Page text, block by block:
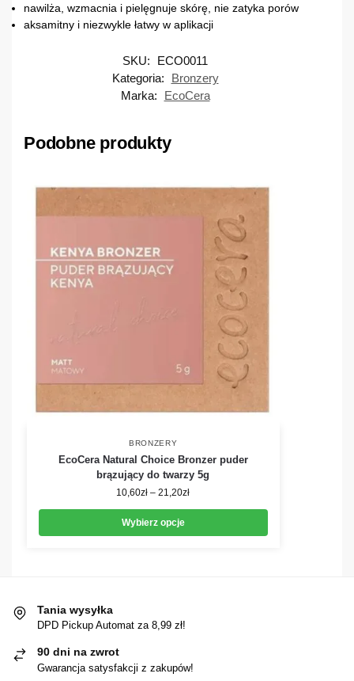
nawilża, wzmacnia i pielęgnuje skórę, nie zatyka porów
aksamitny i niezwykle łatwy w aplikacji
SKU:
ECO0011
Kategoria:
Bronzery
Marka:
EcoCera
Podobne produkty
BRONZERY
EcoCera Natural Choice Bronzer puder
brązujący do twarzy 5g
10,60zł – 21,20zł
Wybierz opcje
Tania wysyłka
DPD Pickup Automat za 8,99 zł!
90 dni na zwrot
Gwarancja satysfakcji z zakupów!